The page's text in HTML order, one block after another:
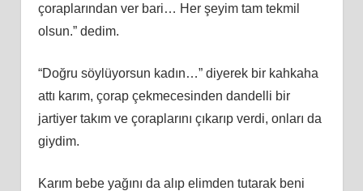
çoraplarından ver bari… Her şeyim tam tekmil
olsun.” dedim.
“Doğru söylüyorsun kadın…” diyerek bir kahkaha
attı karım, çorap çekmecesinden dandelli bir
jartiyer takım ve çoraplarını çıkarıp verdi, onları da
giydim.
Karım bebe yağını da alıp elimden tutarak beni